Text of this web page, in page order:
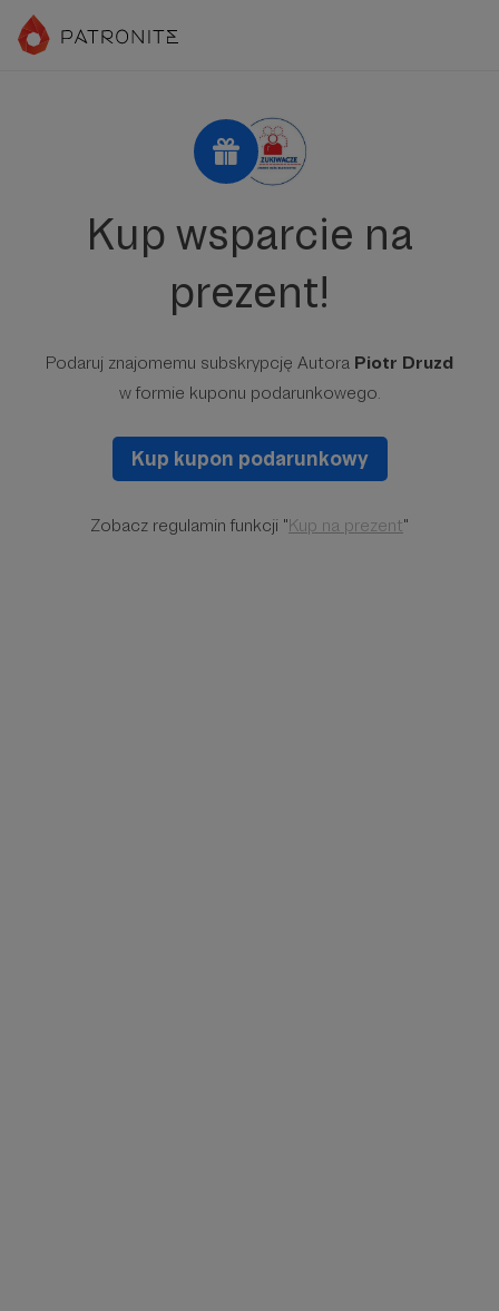
Kup wsparcie na
prezent!
Podaruj znajomemu subskrypcję Autora Piotr Druzd
w formie kuponu podarunkowego.
Kup kupon podarunkowy
Zobacz regulamin funkcji "Kup na prezent"